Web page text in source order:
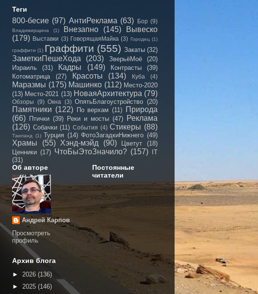
Теги
800-бесие (97) АнтиРеклама (63) Бор (9)
Владимирщина (1) Внезапно (145)
Вывеско
(179) Выставки (3) ГоворящаяМайка (3) Городец (1)
граффити (1) Граффити (555) Закаты (32)
ЗаметкиПешеХода (203) ЗверьёМоё
(20)
Израиль
(31) Кадры (149) Контрасты
(39)
Котоматрица
(27) Красоты (134) Куба (4)
Маразмы (175) Машинко (112) Место-2020
(13) Место-2021 (13) НоваяАрхитектура (79)
Обзоры (9) Окна (3) ОпятьБлагоустройство (20)
Памятники (122) По верхам (11) Природа
(66) Птички (39) Реки и мосты (47) Реклама
(126) Собачки (11) События (4) Стикеры (88)
Таиланд (1) Турция (14) ФотоЗагадкиНижнего (49)
Храмы (55) Хэнд-мэйд (90) Цветут
(18)
Ценники (17) ЧтоБыЭтоЗначило? (157)
IT
(31)
Об авторе
Андрей Карпов
Просмотреть
профиль
Постоянные
читатели
Архив блога
► 2026 (136)
► 2025 (146)